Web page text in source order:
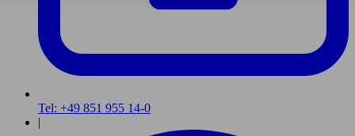
Tel: +49 851 955 14-0
|